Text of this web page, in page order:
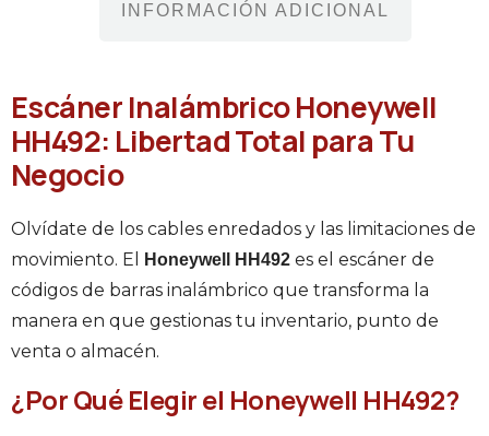
INFORMACIÓN ADICIONAL
Escáner Inalámbrico Honeywell
HH492: Libertad Total para Tu
Negocio
Olvídate de los cables enredados y las limitaciones de
movimiento. El
Honeywell HH492 es el escáner de
códigos de barras inalámbrico que transforma la
manera en que gestionas tu inventario, punto de
venta o almacén.
¿Por Qué Elegir el Honeywell HH492?